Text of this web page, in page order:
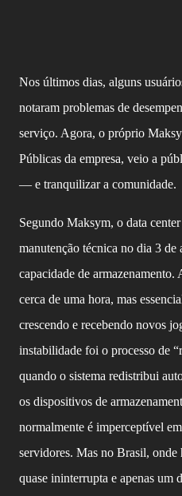
Nos últimos dias, alguns
notaram problemas de
serviço. Agora, o próprio
Públicas da empresa, veio a
— e tranquilizar a comunidade.
Segundo Maksym, o data
manutenção técnica no dia 3 de
capacidade de
cerca de uma hora, mas
crescendo e recebendo novos
instabilidade foi o processo de
quando o sistema redistribui
os dispositivos de
normalmente é imperceptível
servidores. Mas no Brasil, onde
quase ininterrupta e apenas um